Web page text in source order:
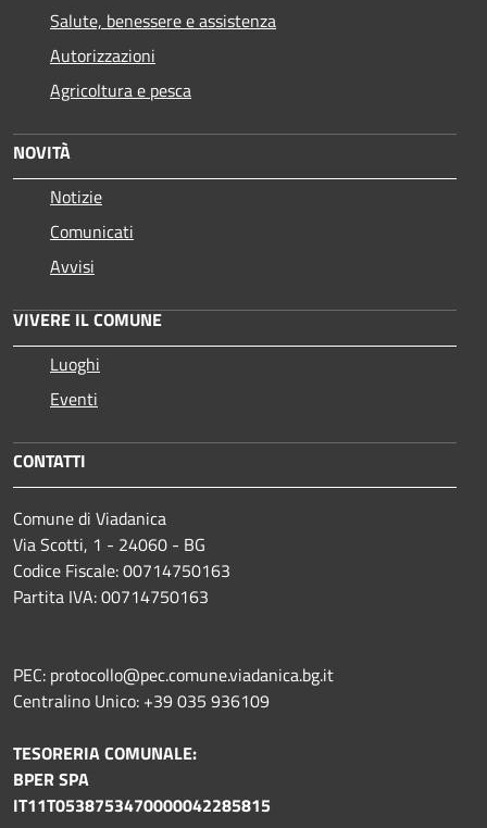
Salute, benessere e assistenza
Autorizzazioni
Agricoltura e pesca
NOVITÀ
Notizie
Comunicati
Avvisi
VIVERE IL COMUNE
Luoghi
Eventi
CONTATTI
Comune di Viadanica
Via Scotti, 1 - 24060 - BG
Codice Fiscale: 00714750163
Partita IVA: 00714750163
PEC: protocollo@pec.comune.viadanica.bg.it
Centralino Unico: +39 035 936109
TESORERIA COMUNALE:
BPER SPA
IT11T0538753470000042285815